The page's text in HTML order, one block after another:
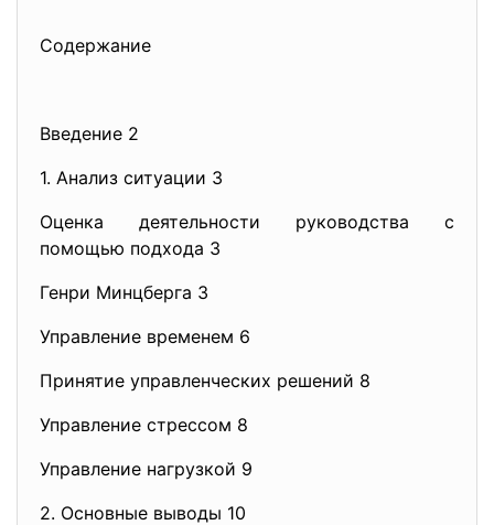
Содержание
Введение 2
1. Анализ ситуации 3
Оценка деятельности руководства с
помощью подхода 3
Генри Минцберга 3
Управление временем 6
Принятие управленческих решений 8
Управление стрессом 8
Управление нагрузкой 9
2. Основные выводы 10